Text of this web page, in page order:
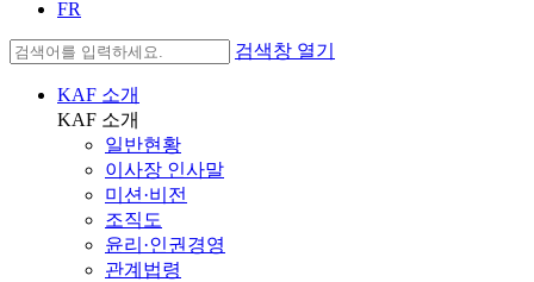
FR
검색창 열기
KAF 소개
KAF 소개
일반현황
이사장 인사말
미션·비전
조직도
윤리·인권경영
관계법령